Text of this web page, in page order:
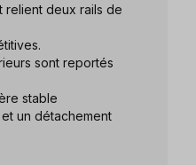
relient deux rails de
sont reportés
stable
un détachement